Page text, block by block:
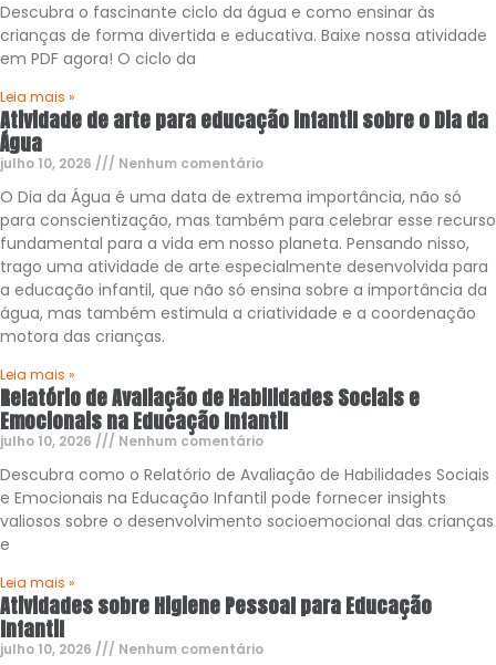
Descubra o fascinante ciclo da água e como ensinar às
crianças de forma divertida e educativa. Baixe nossa atividade
em PDF agora! O ciclo da
Leia mais »
Atividade de arte para educação infantil sobre o Dia da
Água
julho 10, 2026 Nenhum comentário
O Dia da Água é uma data de extrema importância, não só
para conscientização, mas também para celebrar esse recurso
fundamental para a vida em nosso planeta. Pensando nisso,
trago uma atividade de arte especialmente desenvolvida para
a educação infantil, que não só ensina sobre a importância da
água, mas também estimula a criatividade e a coordenação
motora das crianças.
Leia mais »
Relatório de Avaliação de Habilidades Sociais e
Emocionais na Educação Infantil
julho 10, 2026 Nenhum comentário
Descubra como o Relatório de Avaliação de Habilidades Sociais
e Emocionais na Educação Infantil pode fornecer insights
valiosos sobre o desenvolvimento socioemocional das crianças
e
Leia mais »
Atividades sobre Higiene Pessoal para Educação
Infantil
julho 10, 2026 Nenhum comentário